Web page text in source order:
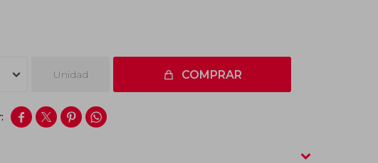
Unidad COMPRAR
   